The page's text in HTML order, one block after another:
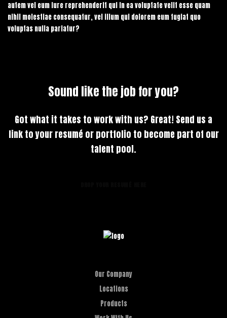
autem vel eum iure reprehenderit qui in ea voluptate velit esse quam
nihil molestiae consequatur, vel illum qui dolorem eum fugiat quo
voluptas nulla pariatur?
Sound like the job for you?
Got what it takes to work with us? Great! Send us a
link to your resumé or portfolio to become part of our
talent pool.
Our Company
Locations
Products